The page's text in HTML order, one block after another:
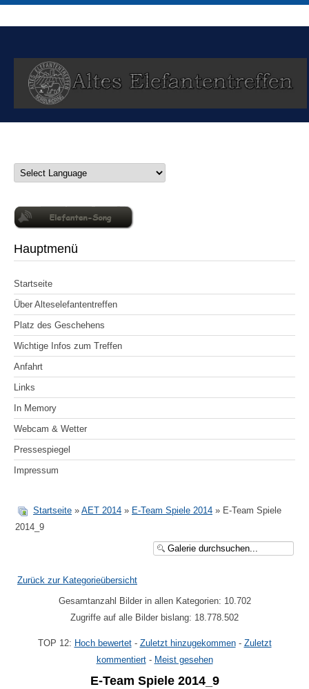
Hauptmenü
Startseite
Über Alteselefantentreffen
Platz des Geschehens
Wichtige Infos zum Treffen
Anfahrt
Links
In Memory
Webcam & Wetter
Pressespiegel
Impressum
Startseite » AET 2014 » E-Team Spiele 2014 » E-Team Spiele
2014_9
Zurück zur Kategorieübersicht
Gesamtanzahl Bilder in allen Kategorien: 10.702
Zugriffe auf alle Bilder bislang: 18.778.502
TOP 12: Hoch bewertet- Zuletzt hinzugekommen- Zuletzt
kommentiert- Meist gesehen
E-Team Spiele 2014_9